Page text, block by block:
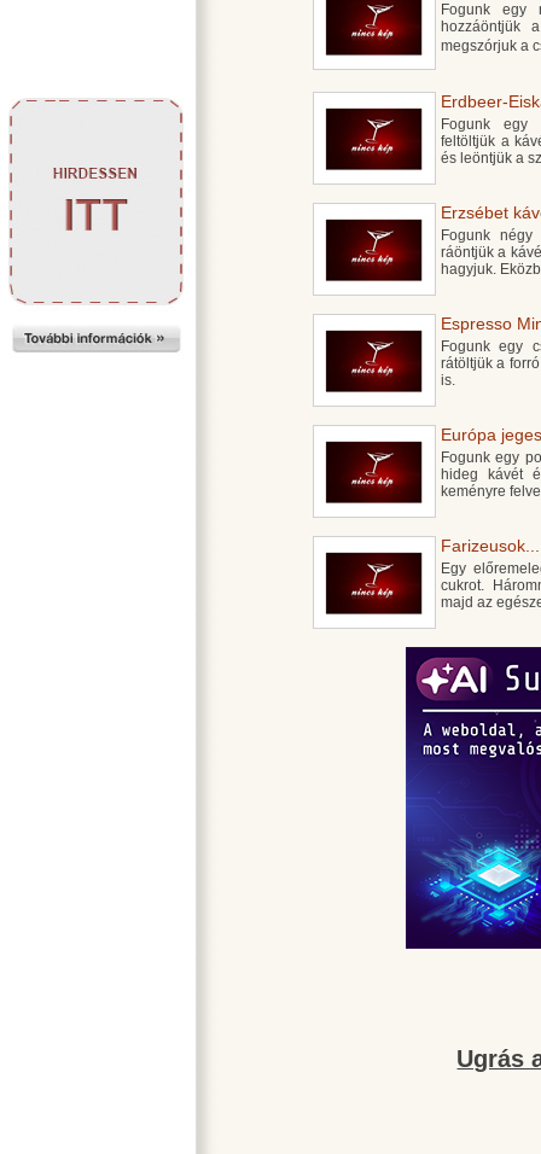
Fogunk egy
hozzáöntjük
megszórjuk a
Erdbeer-
Fogunk egy
feltöltjük a
és leöntjük a
Erzsébet
Fogunk
ráöntjük a
hagyjuk.
Espresso
Fogunk egy
rátöltjük a
is.
Európa
Fogunk egy
hideg kávét
keményre
Farizeusok...
Egy
cukrot.
majd az
Ugrás